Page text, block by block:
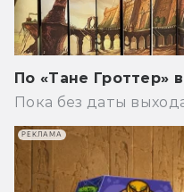
По «Тане Гроттер»
Пока без даты
РЕКЛАМА